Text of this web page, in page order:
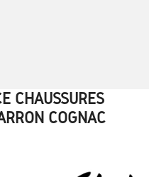
6 7 8 9 10
CHAUSSURES
COGNAC